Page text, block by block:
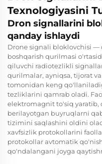
Texnologiyasini
Dron signallarini
qanday ishlaydi
Drone signali bloklovchisi —
boshqarish qurilmasi
qiluvchi radiotezlikli
qurilmalar, ayniqsa, tijorat
tomonidan keng
tezliklarini qamrab oladi.
elektromagnit to'siq yaratib,
berilayotgan buyruqlarni
tizimini saqlashini oldini
xavfsizlik protokollarini
protokollar avtomatik
qo'ndalangani joyga